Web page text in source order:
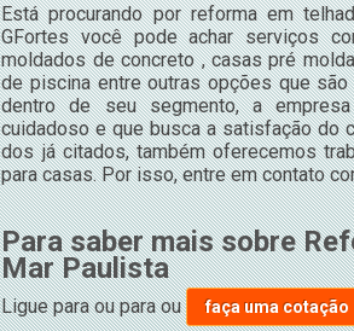
Está procurando por reforma em
GFortes você pode achar serviços
moldados de concreto , casas pré
de piscina entre outras opções que
dentro de seu segmento, a
cuidadoso e que busca a satisfação do
dos já citados, também oferecemos
para casas. Por isso, entre em contato
Para saber mais sobre
Mar Paulista
Ligue paraou paraou faça uma cotação